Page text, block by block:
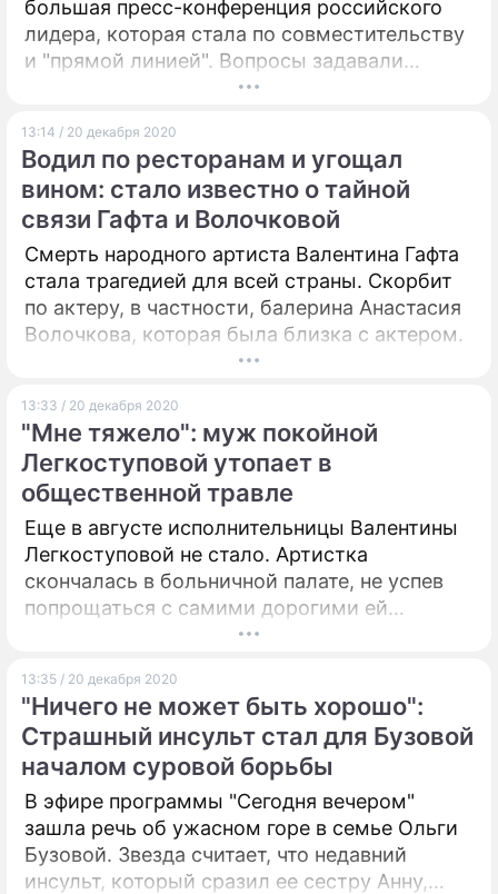
большая пресс-конференция российского
лидера, которая стала по совместительству
и "прямой линией". Вопросы задавали
журналисты не только из России, но и со
13:14 / 20 декабря 2020
Водил по ресторанам и угощал
вином: стало известно о тайной
связи Гафта и Волочковой
Смерть народного артиста Валентина Гафта
стала трагедией для всей страны. Скорбит
по актеру, в частности, балерина Анастасия
Волочкова, которая была близка с актером.
13:33 / 20 декабря 2020
"Мне тяжело": муж покойной
Легкоступовой утопает в
общественной травле
Еще в августе исполнительницы Валентины
Легкоступовой не стало. Артистка
скончалась в больничной палате, не успев
попрощаться с самими дорогими ей
людьми. Она была госпитализирована в
опьянения. Поговаривают, что именно
обожаемый супруг довел ее до ручки.
13:35 / 20 декабря 2020
"Ничего не может быть хорошо":
Страшный инсульт стал для Бузовой
началом суровой борьбы
В эфире программы "Сегодня вечером"
зашла речь об ужасном горе в семье Ольги
Бузовой. Звезда считает, что недавний
инсульт, который сразил ее сестру Анну,